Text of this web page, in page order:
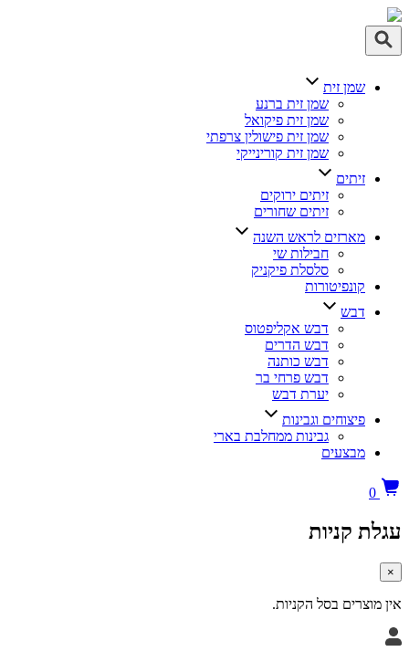
זית
שמן זית ברנע
שמן זית פיקואל
שמן זית פישולין צרפתי
שמן זית קורינייקי
זיתים ירוקים
זיתים שחורים
לראש השנה
חבילות שי
סלסלת פיקניק
דבש אקליפטוס
דבש הדרים
דבש כותנה
דבש פרחי בר
יערת דבש
וגבינות
גבינות ממחלבת בארי
בסל הקניות.